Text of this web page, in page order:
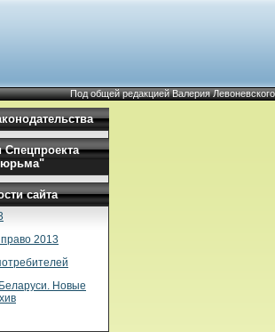
Под общей редакцией Валерия Левоневского
Спецпроекта
сайта
2013
Новые